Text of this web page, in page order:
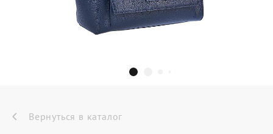
Подарочные карты
Dr.Koffer Outlet
Новинки
Вернуться в каталог